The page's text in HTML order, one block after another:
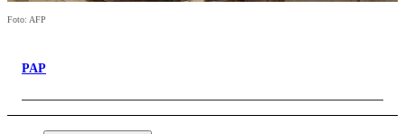
Foto: AFP
PAP